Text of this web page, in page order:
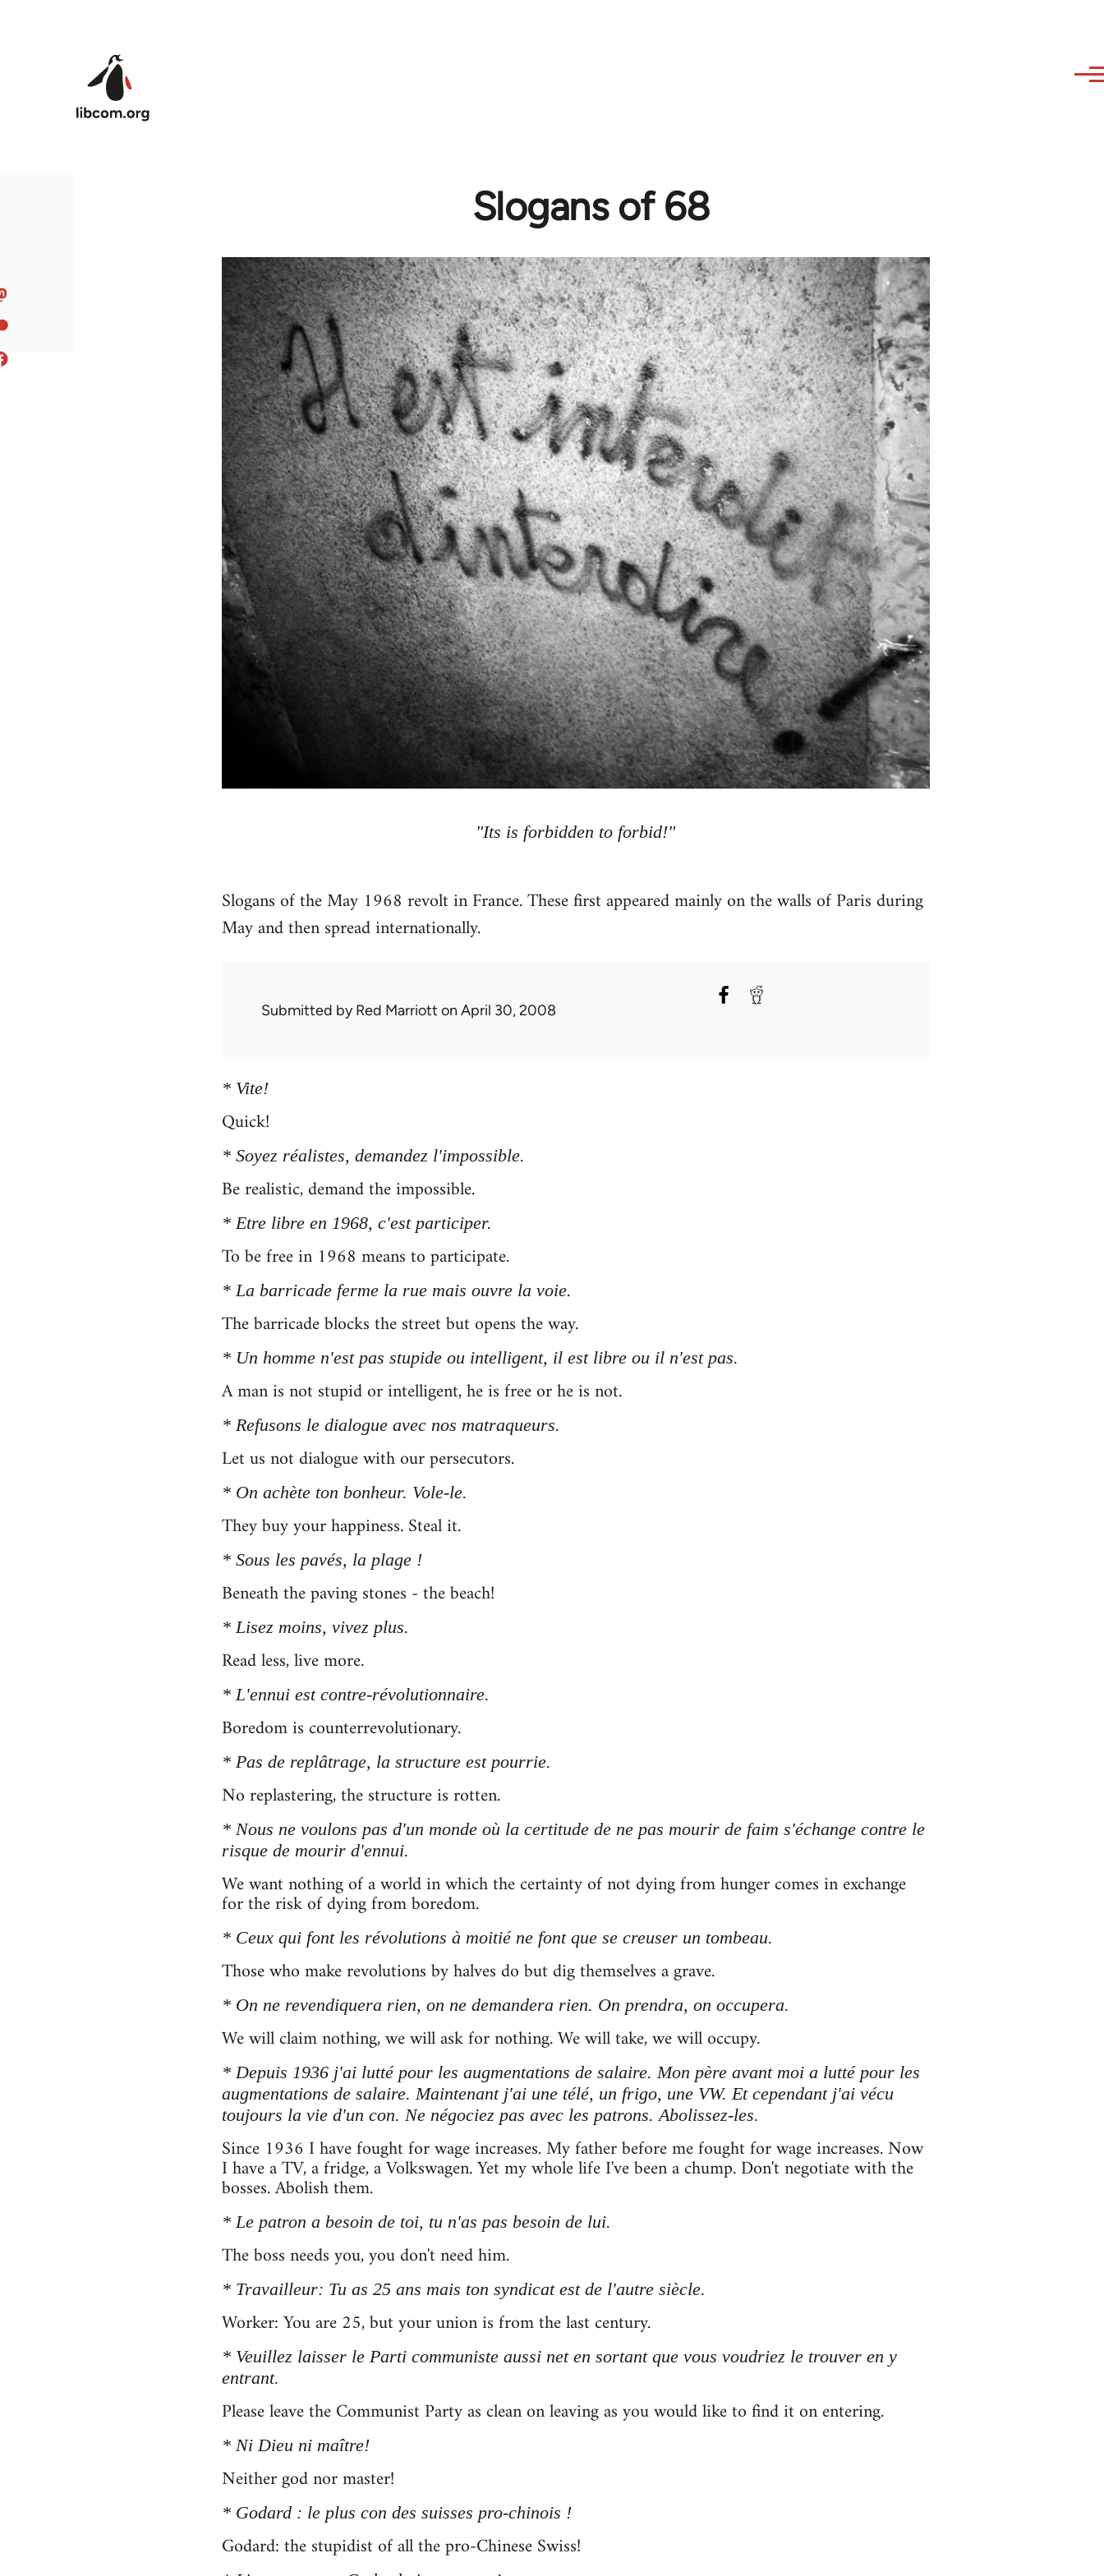
Slogans of 68
"Its is forbidden to forbid!"
Slogans of the May 1968 revolt in France. These first appeared mainly on the walls of Paris during
May and then spread internationally.
Submitted byRed Marriott on April 30, 2008
* Vite!
Quick!
* Soyez réalistes, demandez l'impossible.
Be realistic, demand the impossible.
* Etre libre en 1968, c'est participer.
To be free in 1968 means to participate.
* La barricade ferme la rue mais ouvre la voie.
The barricade blocks the street but opens the way.
* Un homme n'est pas stupide ou intelligent, il est libre ou il n'est pas.
A man is not stupid or intelligent, he is free or he is not.
* Refusons le dialogue avec nos matraqueurs.
Let us not dialogue with our persecutors.
* On achète ton bonheur. Vole-le.
They buy your happiness. Steal it.
* Sous les pavés, la plage !
Beneath the paving stones - the beach!
* Lisez moins, vivez plus.
Read less, live more.
* L'ennui est contre-révolutionnaire.
Boredom is counterrevolutionary.
* Pas de replâtrage, la structure est pourrie.
No replastering, the structure is rotten.
* Nous ne voulons pas d'un monde où la certitude de ne pas mourir de faim s'échange contre le
risque de mourir d'ennui.
We want nothing of a world in which the certainty of not dying from hunger comes in exchange
for the risk of dying from boredom.
* Ceux qui font les révolutions à moitié ne font que se creuser un tombeau.
Those who make revolutions by halves do but dig themselves a grave.
* On ne revendiquera rien, on ne demandera rien. On prendra, on occupera.
We will claim nothing, we will ask for nothing. We will take, we will occupy.
* Depuis 1936 j'ai lutté pour les augmentations de salaire. Mon père avant moi a lutté pour les
augmentations de salaire. Maintenant j'ai une télé, un frigo, une VW. Et cependant j'ai vécu
toujours la vie d'un con. Ne négociez pas avec les patrons. Abolissez-les.
Since 1936 I have fought for wage increases. My father before me fought for wage increases. Now
I have a TV, a fridge, a Volkswagen. Yet my whole life I've been a chump. Don't negotiate with the
bosses. Abolish them.
* Le patron a besoin de toi, tu n'as pas besoin de lui.
The boss needs you, you don't need him.
* Travailleur: Tu as 25 ans mais ton syndicat est de l'autre siècle.
Worker: You are 25, but your union is from the last century.
* Veuillez laisser le Parti communiste aussi net en sortant que vous voudriez le trouver en y
entrant.
Please leave the Communist Party as clean on leaving as you would like to find it on entering.
* Ni Dieu ni maître!
Neither god nor master!
* Godard : le plus con des suisses pro-chinois !
Godard: the stupidist of all the pro-Chinese Swiss!